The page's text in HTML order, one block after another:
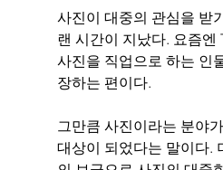
사진이 대중의 관심을 받
랜 시간이 지났다. 요즘엔
사진을 직업으로 하는 인
장하는 편이다.
그만큼 사진이라는 분야
대상이 되었다는 말이다.